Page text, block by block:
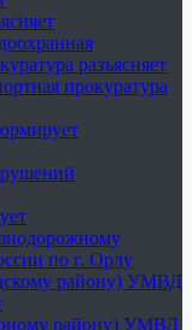
разъясняет
прокуратура
по г. Орлу
району) УМВД
району) УМВД